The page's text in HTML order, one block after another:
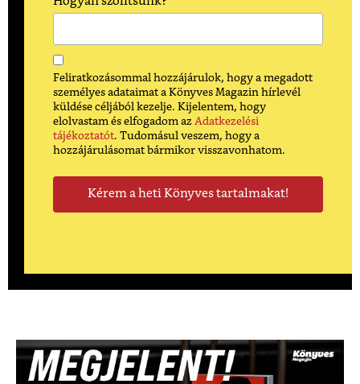
Feliratkozásommal hozzájárulok, hogy a megadott
személyes adataimat a Könyves Magazin hírlevél
küldése céljából kezelje. Kijelentem, hogy
elolvastam és elfogadom az Adatkezelési
tájékoztatót. Tudomásul veszem, hogy a
hozzájárulásomat bármikor visszavonhatom.